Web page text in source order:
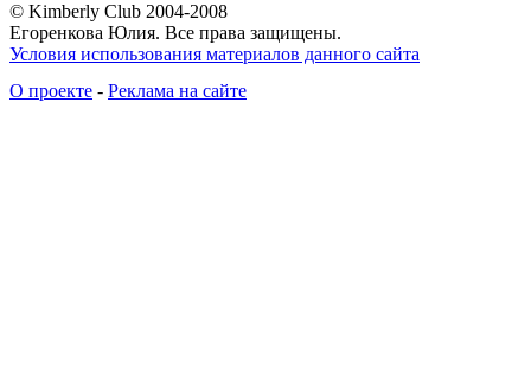
© Kimberly Club 2004-2008
Егоренкова Юлия. Все права защищены.
Условия использования материалов данного сайта
О проекте - Реклама на сайте